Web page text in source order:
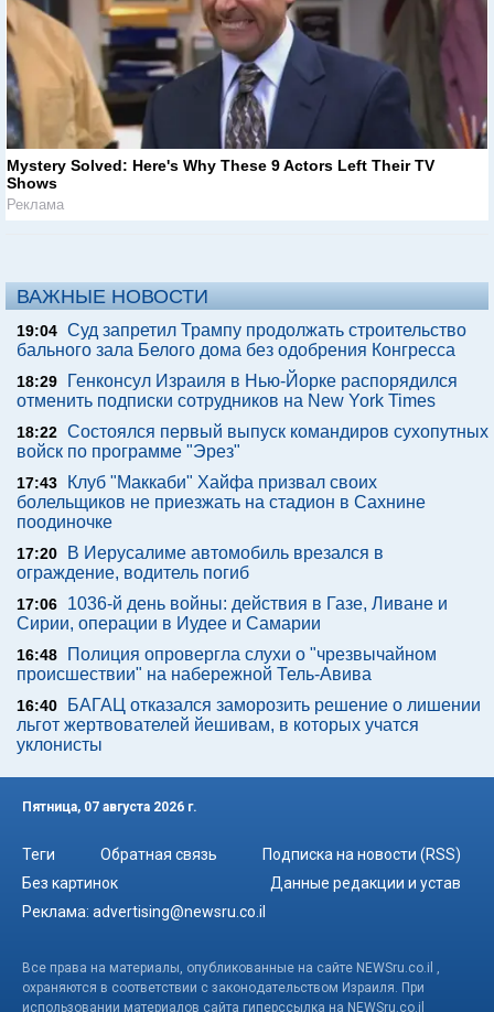
Mystery Solved: Here's Why These 9 Actors Left Their TV
Shows
Реклама
ВАЖНЫЕ НОВОСТИ
19:04 Суд запретил Трампу продолжать строительство
бального зала Белого дома без одобрения Конгресса
18:29
Генконсул Израиля в Нью-Йорке распорядился
отменить подписки сотрудников на New York Times
18:22 Состоялся первый выпуск командиров сухопутных
войск по программе "Эрез"
17:43
Клуб "Маккаби" Хайфа призвал своих
болельщиков не приезжать на стадион в Сахнине
поодиночке
17:20
В Иерусалиме автомобиль врезался в
ограждение, водитель погиб
17:06
1036-й день войны: действия в Газе, Ливане и
Сирии, операции в Иудее и Самарии
16:48
Полиция опровергла слухи о "чрезвычайном
происшествии" на набережной Тель-Авива
16:40
БАГАЦ отказался заморозить решение о лишении
льгот жертвователей йешивам, в которых учатся
уклонисты
Пятница, 07 августа 2026 г.
Теги Обратная связь
Подписка на новости (RSS)
Без картинок
Данные редакции и устав
Реклама: advertising@newsru.co.il
Все права на материалы, опубликованные на сайте NEWSru.co.il ,
охраняются в соответствии с законодательством Израиля. При
использовании материалов сайта гиперссылка на NEWSru.co.il